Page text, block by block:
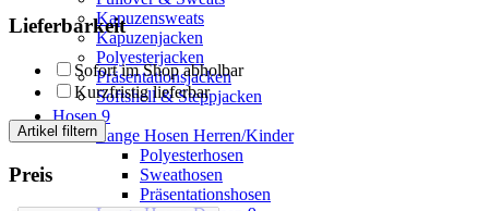
Kapuzensweats
Kapuzenjacken
Polyesterjacken
Präsentationsjacken
Softshell & Steppjacken
Hosen 9
Lange Hosen Herren/Kinder
Polyesterhosen
Sweathosen
Präsentationshosen
Lieferbarkeit
Sofort im Shop abholbar
Kurzfristig lieferbar
Artikel filtern
Preis